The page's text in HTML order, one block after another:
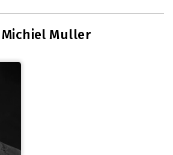
Michiel Muller